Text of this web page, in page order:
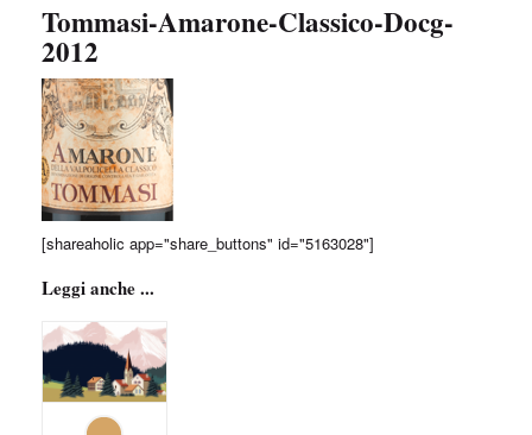
Tommasi-Amarone-Classico-Docg-
2012
[shareaholic app="share_buttons" id="5163028"]
Leggi anche ...